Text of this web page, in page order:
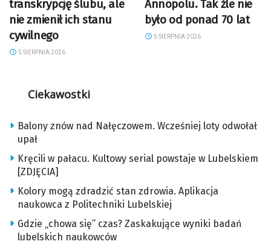
transkrypcję ślubu, ale
nie zmienił ich stanu
cywilnego
5 SIERPNIA 2026
Annopolu. Tak źle nie
było od ponad 70 lat
5 SIERPNIA 2026
Ciekawostki
Balony znów nad Nałęczowem. Wcześniej loty odwołał
upał
Kręcili w pałacu. Kultowy serial powstaje w Lubelskiem
[ZDJĘCIA]
Kolory mogą zdradzić stan zdrowia. Aplikacja
naukowca z Politechniki Lubelskiej
Gdzie „chowa się” czas? Zaskakujące wyniki badań
lubelskich naukowców